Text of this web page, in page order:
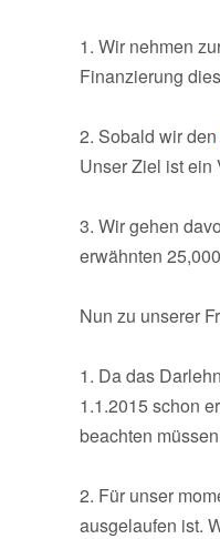
1. Wir nehmen
Finanzierung
2. Sobald wir den
Unser Ziel ist ein
3. Wir gehen
erwähnten
Nun zu unserer
1. Da das
1.1.2015 schon
beachten
2. Für unser
ausgelaufen ist.